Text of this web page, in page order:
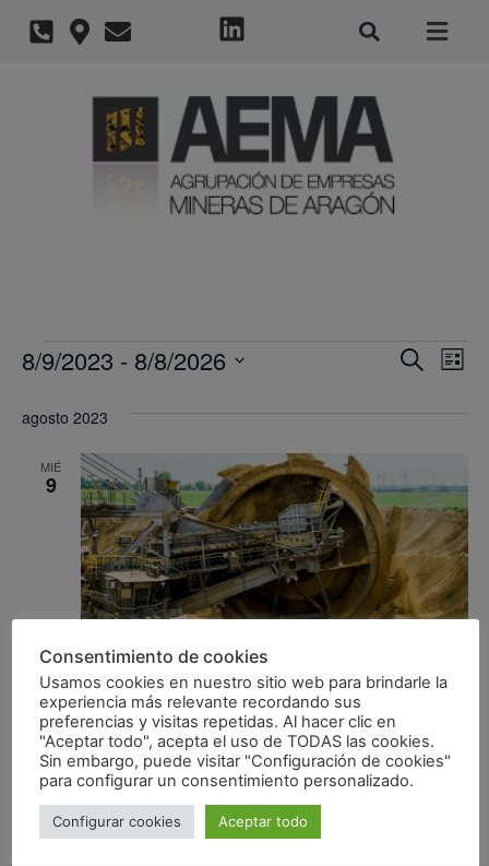
y
de
BuscarLista
8/9/2023 - 8/8/2026
fecha.
agosto 2023
MIÉ
9
XII Jornadas de Minería de Aragón
Cámara Oficial de Comercio, Industria y Servicios de
ZaragozaP.º de Isabel la Católica, 2,, Zaragoza, Zaragoza,
España
Eventos
anterior(es) Hoy
Consentimiento de cookies
Usamos cookies en nuestro sitio web para brindarle la
experiencia más relevante recordando sus
preferencias y visitas repetidas. Al hacer clic en
"Aceptar todo", acepta el uso de TODAS las cookies.
Sin embargo, puede visitar "Configuración de cookies"
para configurar un consentimiento personalizado.
Configurar cookies Aceptar todo